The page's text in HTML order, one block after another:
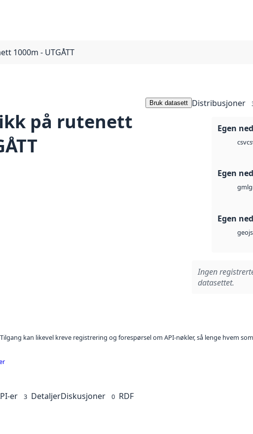
1000m - UTGÅTT
på rutenett
Bruk datasett Distribusjoner
Egen
csv
Egen
gml
Egen
Ingen
datasettet.
kan likevel kreve registrering og forespørsel om API-nøkler, så lenge hvem
er 3 DetaljerDiskusjoner 0 RDF